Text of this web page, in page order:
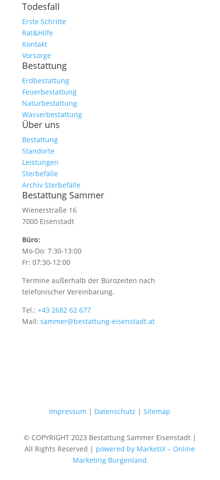
Todesfall
Erste Schritte
Rat&Hilfe
Kontakt
Vorsorge
Bestattung
Erdbestattung
Feuerbestattung
Naturbestattung
Wasserbestattung
Über uns
Bestattung
Standorte
Leistungen
Sterbefälle
Archiv Sterbefälle
Bestattung Sammer
Wienerstraße 16
7000 Eisenstadt
Büro:
Mo-Do: 7:30-13:00
Fr: 07:30-12:00
Termine außerhalb der Bürozeiten nach
telefonischer Vereinbarung.
Tel.: +43 2682 62 677
Mail: sammer@bestattung-eisenstadt.at
Impressum | Datenschutz |Sitemap
© COPYRIGHT 2023 Bestattung Sammer Eisenstadt |
All Rights Reserved | powered by MarketiX – Online
Marketing Burgenland